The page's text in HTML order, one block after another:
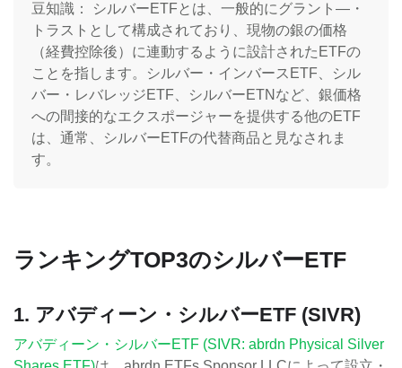
豆知識： シルバーETFとは、一般的にグラント―・
トラストとして構成されており、現物の銀の価格
（経費控除後）に連動するように設計されたETFの
ことを指します。シルバー・インバースETF、シル
バー・レバレッジETF、シルバーETNなど、銀価格
への間接的なエクスポージャーを提供する他のETF
は、通常、シルバーETFの代替商品と見なされま
す。
ランキングTOP3のシルバーETF
1. アバディーン・シルバーETF (SIVR)
アバディーン・シルバーETF (SIVR: abrdn Physical Silver